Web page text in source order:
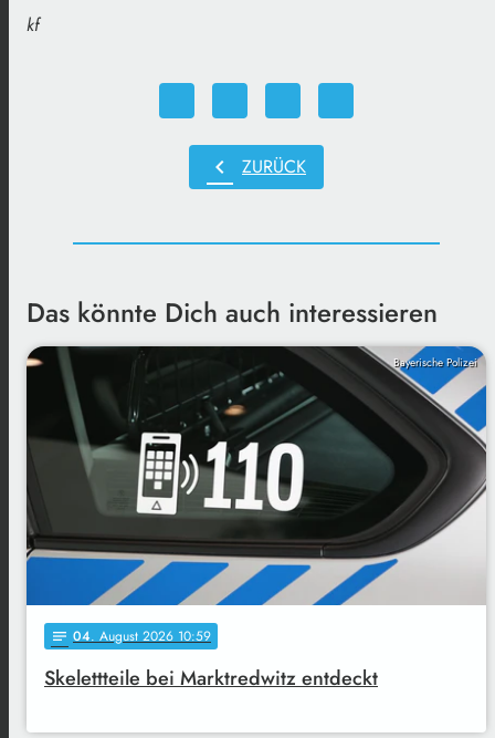
kf
chevron_left ZURÜCK
Das könnte Dich auch interessieren
Bayerische Polizei
notes 04. August 2026 10:59
Skelettteile bei Marktredwitz entdeckt